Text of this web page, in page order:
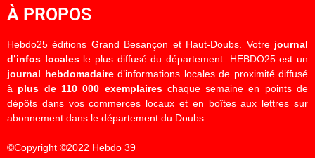
À PROPOS
Hebdo25 éditions Grand Besançon et Haut-Doubs. Votre journal
d’infos localesle plus diffusé du département. HEBDO25 est un
journal hebdomadaired’informations locales de proximité diffusé
à plus de 110 000 exemplaireschaque semaine en points de
dépôts dans vos commerces locaux et en boîtes aux lettres sur
abonnement dans le département du Doubs.
©Copyright ©2022 Hebdo 39